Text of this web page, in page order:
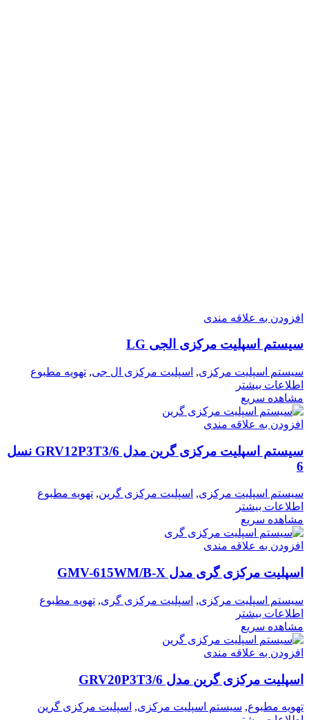
افزودن به علاقه مندی
سیستم اسپلیت مرکزی الجی LG
سیستم اسپلیت مرکزی, اسپلیت مرکزی ال جی, تهویه مطبوع
اطلاعات بیشتر
مشاهده سریع
افزودن به علاقه مندی
سیستم اسپلیت مرکزی گرین مدل GRV12P3T3/6 نسل
6
سیستم اسپلیت مرکزی, اسپلیت مرکزی گرین, تهویه مطبوع
اطلاعات بیشتر
مشاهده سریع
افزودن به علاقه مندی
اسپلیت مرکزی گری مدل GMV-615WM/B-X
سیستم اسپلیت مرکزی, اسپلیت مرکزی گری, تهویه مطبوع
اطلاعات بیشتر
مشاهده سریع
افزودن به علاقه مندی
اسپلیت مرکزی گرین مدل GRV20P3T3/6
تهویه مطبوع, سیستم اسپلیت مرکزی, اسپلیت مرکزی گرین